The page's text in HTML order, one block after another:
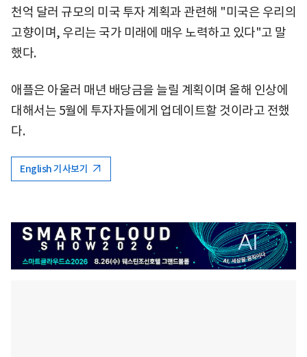
천억 달러 규모의 미국 투자 계획과 관련해 "미국은 우리의
고향이며, 우리는 국가 미래에 매우 노력하고 있다"고 말
했다.
애플은 아울러 매년 배당금을 늘릴 계획이며 올해 인상에
대해서는 5월에 투자자들에게 업데이트할 것이라고 전했
다.
English 기사보기